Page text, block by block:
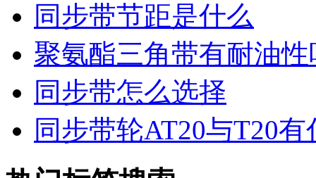
同步带节距是什么
聚氨酯三角带有耐油性
同步带怎么选择
同步带轮AT20与T20有